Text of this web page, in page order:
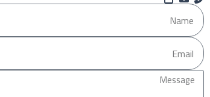
t
w
s
t
u
t
c
e
Name
Email
Message